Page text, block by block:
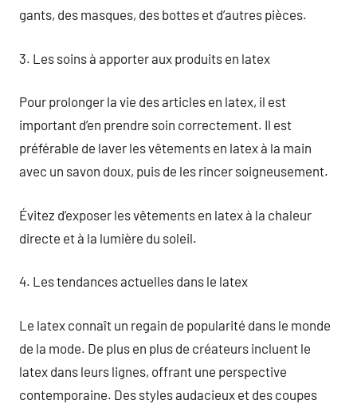
gants, des masques, des bottes et d’autres pièces.
3. Les soins à apporter aux produits en latex
Pour prolonger la vie des articles en latex, il est
important d’en prendre soin correctement. Il est
préférable de laver les vêtements en latex à la main
avec un savon doux, puis de les rincer soigneusement.
Évitez d’exposer les vêtements en latex à la chaleur
directe et à la lumière du soleil.
4. Les tendances actuelles dans le latex
Le latex connaît un regain de popularité dans le monde
de la mode. De plus en plus de créateurs incluent le
latex dans leurs lignes, offrant une perspective
contemporaine. Des styles audacieux et des coupes